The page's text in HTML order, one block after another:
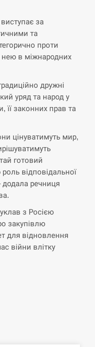
за
та
проти
нею в міжнародних
дружні
уряд та народ у
її законних прав та
цінуватимуть мир,
готовий
відповідальної
додала речниця
з Росією
закупівлю
для відновлення
війни влітку